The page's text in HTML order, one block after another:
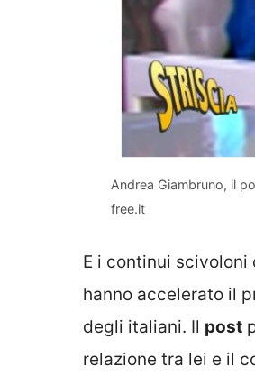
Andrea Giambruno, il
free.it
E i continui
hanno accelerato il
degli italiani. Il post
relazione tra lei e il